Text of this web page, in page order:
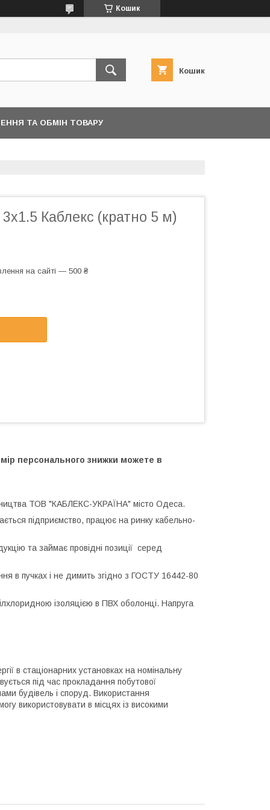
Кошик
Кошик
ТА ОБМІН ТОВАРУ
Каблекс (кратно 5 м)
на сайті — 500 ₴
персонального знижки можете в
ТОВ "КАБЛЕКС-УКРАЇНА" місто Одеса.
підприємство, працює на ринку кабельно-
та займає провідні позиції серед
в пучках і не димить згідно з ГОСТУ 16442-80
ізоляцією в ПВХ оболонці. Напруга
в стаціонарних установках на номінальну
під час прокладання побутової
будівель і споруд. Використання
використовувати в місцях із високими